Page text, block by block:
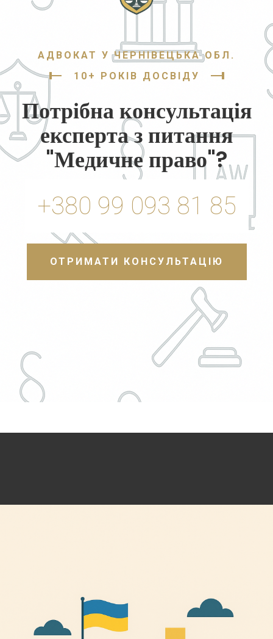
АДВОКАТ У ЧЕРНІВЕЦЬКА ОБЛ.
10+ РОКІВ ДОСВІДУ
Потрібна консультація
експерта з питання
"Медичне право"?
+380 99 093 81 85
ОТРИМАТИ КОНСУЛЬТАЦІЮ